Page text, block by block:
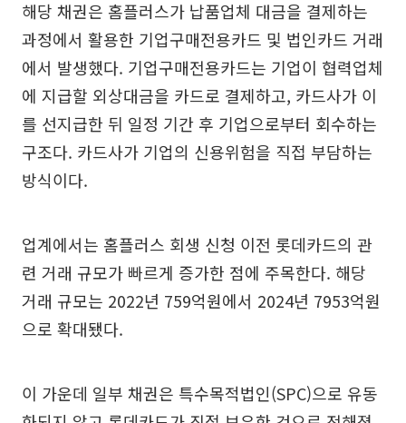
해당 채권은 홈플러스가 납품업체 대금을 결제하는
과정에서 활용한 기업구매전용카드 및 법인카드 거래
에서 발생했다. 기업구매전용카드는 기업이 협력업체
에 지급할 외상대금을 카드로 결제하고, 카드사가 이
를 선지급한 뒤 일정 기간 후 기업으로부터 회수하는
구조다. 카드사가 기업의 신용위험을 직접 부담하는
방식이다.
업계에서는 홈플러스 회생 신청 이전 롯데카드의 관
련 거래 규모가 빠르게 증가한 점에 주목한다. 해당
거래 규모는 2022년 759억원에서 2024년 7953억원
으로 확대됐다.
이 가운데 일부 채권은 특수목적법인(SPC)으로 유동